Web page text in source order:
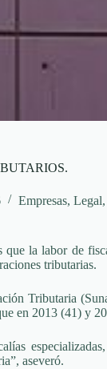
Empresas, Legal,
la labor de
tributarias.
Tributaria
en 2013 (41) y
aseveró.